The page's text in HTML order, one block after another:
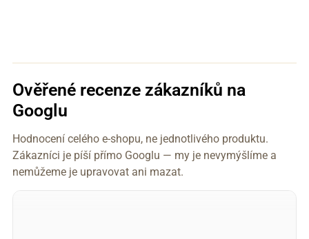
Ověřené recenze zákazníků na
Googlu
Hodnocení celého e-shopu, ne jednotlivého produktu.
Zákazníci je píší přímo Googlu — my je nevymýšlíme a
nemůžeme je upravovat ani mazat.